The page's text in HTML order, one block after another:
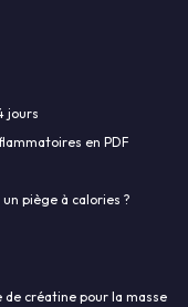
jours
en PDF
piège à calories ?
créatine pour la masse